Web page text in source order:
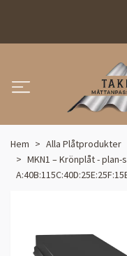
Hem
Alla Plåtprodukter
MKN1 – Krönplåt -